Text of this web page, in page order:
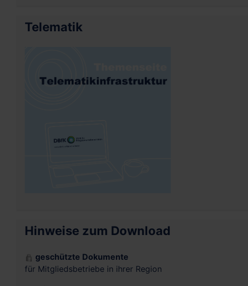
Telematik
Hinweise zum Download
geschützte Dokumente
für Mitgliedsbetriebe in ihrer Region